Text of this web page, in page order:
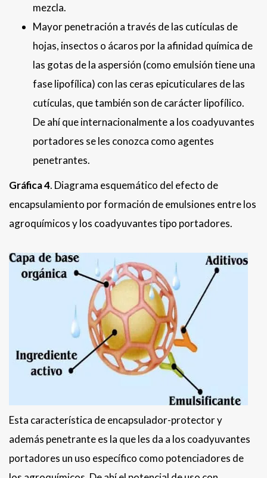
mezcla.
Mayor penetración a través de las cutículas de
hojas, insectos o ácaros por la afinidad química de
las gotas de la aspersión (como emulsión tiene una
fase lipofílica) con las ceras epicuticulares de las
cutículas, que también son de carácter lipofílico.
De ahí que internacionalmente a los coadyuvantes
portadores se les conozca como agentes
penetrantes.
Gráfica 4. Diagrama esquemático del efecto de
encapsulamiento por formación de emulsiones entre los
agroquímicos y los coadyuvantes tipo portadores.
Esta característica de encapsulador-protector y
además penetrante es la que les da a los coadyuvantes
portadores un uso específico como potenciadores de